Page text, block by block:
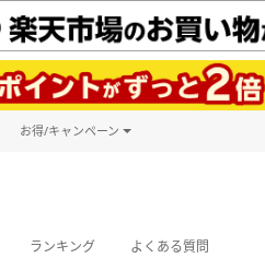
お得/キャンペーン
ランキング よくある質問